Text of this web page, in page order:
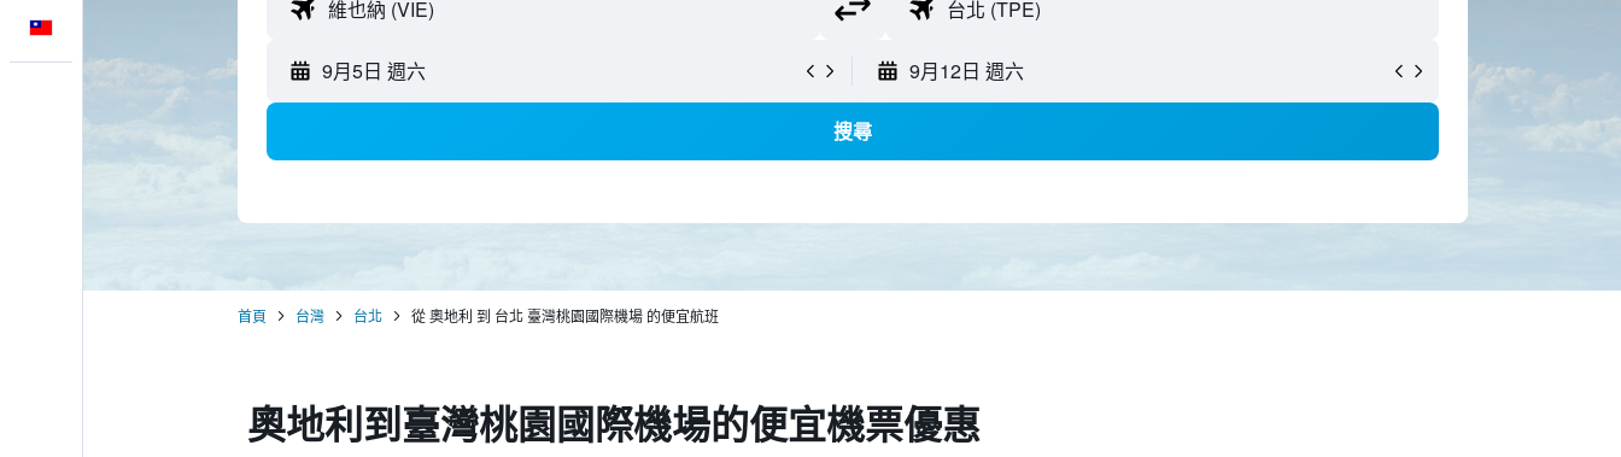
9月5日 週六 9月12日 週六
搜尋
首頁 台灣 台北 從 奧地利 到 台北 臺灣桃園國際機場 的便宜航班
奧地利​到臺灣桃園國際機場​的便宜機票優惠